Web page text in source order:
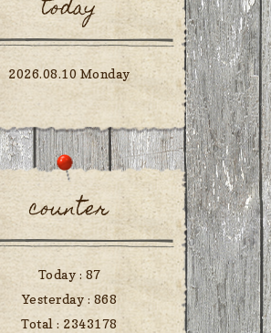
today
2026.08.10 Monday
counter
Today : 87
Yesterday : 868
Total : 2343178